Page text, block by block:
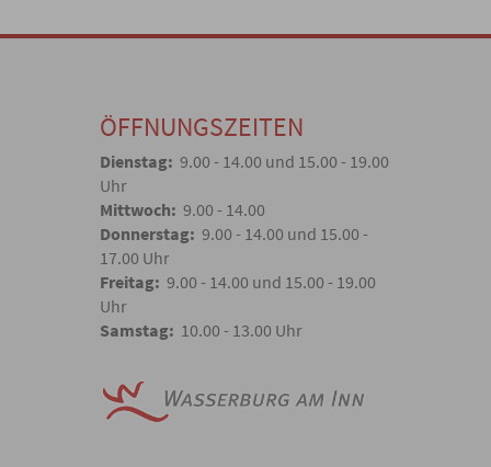
ÖFFNUNGSZEITEN
Dienstag: 9.00 - 14.00 und 15.00 - 19.00
Uhr
Mittwoch: 9.00 - 14.00
Donnerstag: 9.00 - 14.00 und 15.00 -
17.00 Uhr
Freitag: 9.00 - 14.00 und 15.00 - 19.00
Uhr
Samstag: 10.00 - 13.00 Uhr